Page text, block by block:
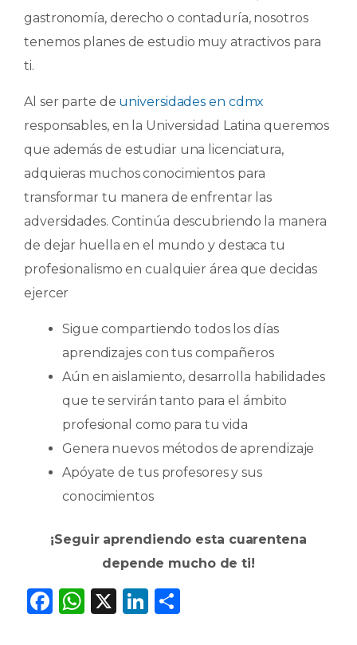
gastronomía, derecho o contaduría, nosotros
tenemos planes de estudio muy atractivos para
ti.
Al ser parte de universidades en cdmx
responsables, en la Universidad Latina queremos
que además de estudiar una licenciatura,
adquieras muchos conocimientos para
transformar tu manera de enfrentar las
adversidades. Continúa descubriendo la manera
de dejar huella en el mundo y destaca tu
profesionalismo en cualquier área que decidas
ejercer
Sigue compartiendo todos los días
aprendizajes con tus compañeros
Aún en aislamiento, desarrolla habilidades
que te servirán tanto para el ámbito
profesional como para tu vida
Genera nuevos métodos de aprendizaje
Apóyate de tus profesores y sus
conocimientos
¡Seguir aprendiendo esta cuarentena
depende mucho de ti!
F
W X
Li